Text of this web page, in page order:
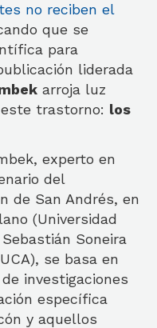
no reciben el
que se
para
liderada
arroja luz
trastorno: los
experto en
del
de San Andrés, en
(Universidad
Soneira
se basa en
investigaciones
específica
y aquellos